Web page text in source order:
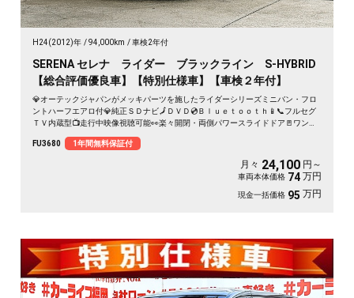
H24(2012)年 94,000km 車検2年付
SERENA セレナ ライダー ブラックライン S-HYBRID
【総合評価優良車】【特別仕様車】【車検２年付】
💎オーテックジャパンがメッキパーツを施したライダーシリーズミニバン・フロ
ントハーフエアロ付💎純正ＳＤナビ🗾ＤＶＤ💿Ｂｌｕｅｔｏｏｔｈ📱📞フルセグ
ＴＶ内蔵型📺走行中映像視聴可能👀楽々開閉・両側パワースライドドア🚪ワンプ
ルパイン１０.２インチフリップダウンモニター付でリアのエンタメも充実👀クル
ーズコントロール装備🌈ＨＩＤヘッドライト＆フォグランプ付で夜間視野確保🔦
FU3680 1年間無料保証付
月々 24,100 円～
車両本体価格 74 万円
現金一括価格 95 万円